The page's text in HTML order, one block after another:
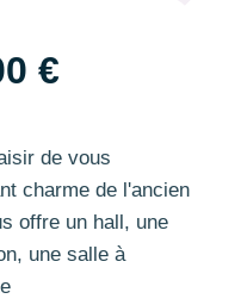
€
de vous
charme de l'ancien
offre un hall, une
une salle à